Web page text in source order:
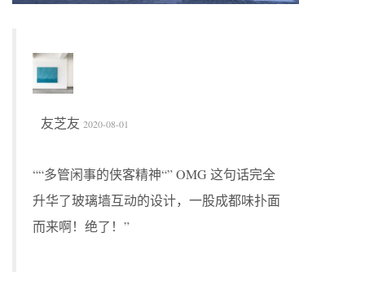
友芝友 2020-08-01
““多管闲事的侠客精神“” OMG 这句话完全
升华了玻璃墙互动的设计，一股成都味扑面
而来啊！绝了！”